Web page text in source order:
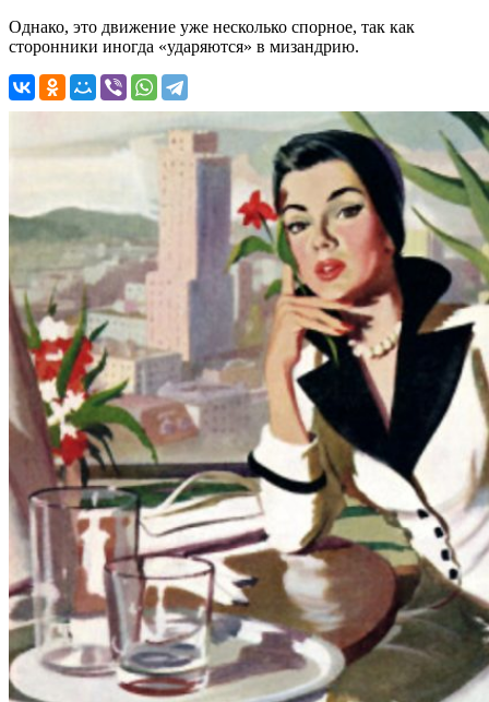
Однако, это движение уже несколько спорное, так как
сторонники иногда «ударяются» в мизандрию.